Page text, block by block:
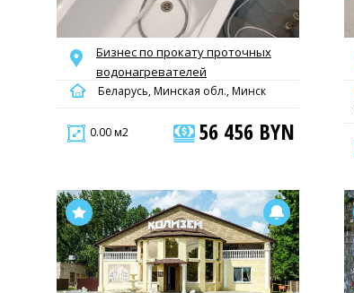
Бизнес по прокату проточных
водонагревателей
Беларусь, Минская обл., Минск
0.00 м2 56 456 BYN